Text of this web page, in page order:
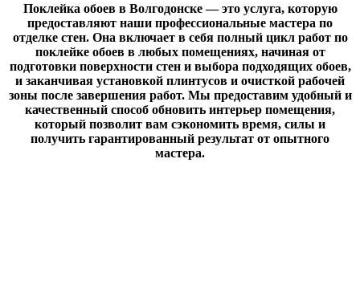
Поклейка обоев в Волгодонске — это услуга, которую
предоставляют наши профессиональные мастера по
отделке стен. Она включает в себя полный цикл работ по
поклейке обоев в любых помещениях, начиная от
подготовки поверхности стен и выбора подходящих обоев,
и заканчивая установкой плинтусов и очисткой рабочей
зоны после завершения работ. Мы предоставим удобный и
качественный способ обновить интерьер помещения,
который позволит вам сэкономить время, силы и
получить гарантированный результат от опытного
мастера.